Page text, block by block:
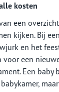
kosten
een
kijken. Bij
en het
een
Een baby